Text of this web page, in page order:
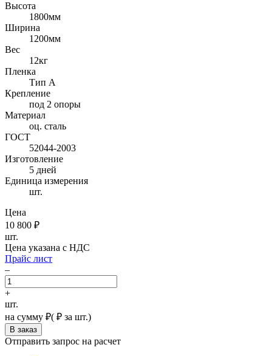
Высота
1800мм
Ширина
1200мм
Вес
12кг
Пленка
Тип А
Крепление
под 2 опоры
Материал
оц. сталь
ГОСТ
52044-2003
Изготовление
5 дней
Единица измерения
шт.
Цена
10 800 ₽
шт.
Цена указана с НДС
Прайс лист
–
+
шт.
на сумму ₽( ₽ за шт.)
Отправить запрос на расчет